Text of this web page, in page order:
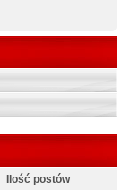
Ilość postów